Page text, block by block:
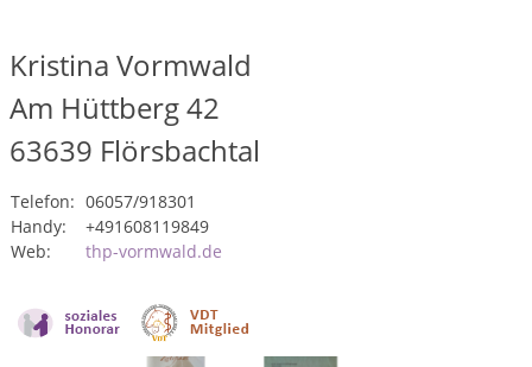
Kristina Vormwald
Am Hüttberg 42
63639 Flörsbachtal
Telefon: 06057/918301
Handy:
+491608119849
Web:
thp-vormwald.de